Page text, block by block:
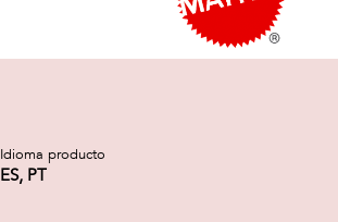
Idioma producto
ES, PT